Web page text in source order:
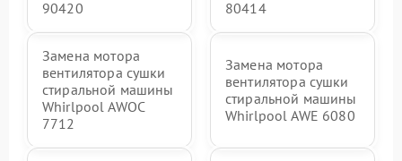
90420
80414
Замена мотора
вентилятора сушки
стиральной машины
Whirlpool AWOC
7712
Замена мотора
вентилятора сушки
стиральной машины
Whirlpool AWE 6080